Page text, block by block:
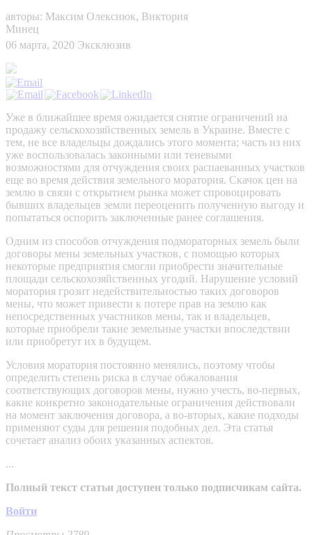
авторы: Максим Олексиюк, Виктория
Минец
06 марта, 2020 Эксклюзив
Уже в ближайшее время ожидается снятие ограничений на
продажу сельскохозяйственных земель в Украине. Вместе с
тем, не все владельцы дождались этого момента; часть из них
уже воспользовалась законными или теневыми
возможностями для отчуждения своих распаеванных участков
еще во время действия земельного моратория. Скачок цен на
землю в связи с открытием рынка может спровоцировать
бывших владельцев земли переоценить полученную выгоду и
попытаться оспорить заключенные ранее соглашения.
Одним из способов отчуждения подмораторных земель были
договоры мены земельных участков, с помощью которых
некоторые предприятия смогли приобрести значительные
площади сельскохозяйственных угодий. Нарушение условий
моратория грозит недействительностью таких договоров
мены, что может привести к потере прав на землю как
непосредственных участников мены, так и владельцев,
которые приобрели такие земельные участки впоследствии
или приобретут их в будущем.
Условия моратория постоянно менялись, поэтому чтобы
определить степень риска в случае обжалования
соответствующих договоров мены, нужно учесть, во-первых,
какие конкретно законодательные ограничения действовали
на момент заключения договора, а во-вторых, какие подходы
применяют суды для решения подобных дел. Эта статья
сочетает анализ обоих указанных аспектов.
...
Полный текст статьи доступен только подписчикам сайта.
Войти